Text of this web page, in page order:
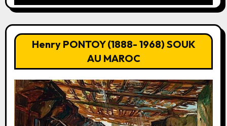
Henry PONTOY (1888- 1968) SOUK
AU MAROC